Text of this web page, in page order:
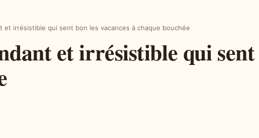
et irrésistible qui sent bon les vacances à chaque bouchée
et irrésistible qui sent